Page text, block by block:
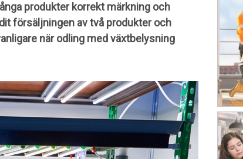
produkter korrekt märkning och
försäljningen av två produkter och
när odling med växtbelysning